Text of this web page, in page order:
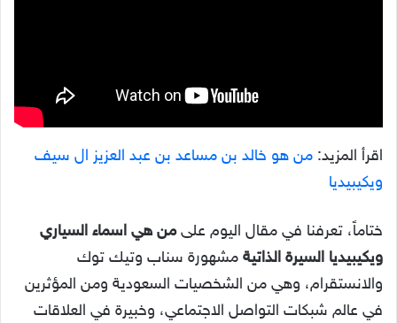
اقرأ المزيد: من هو خالد بن مساعد بن عبد العزيز ال سيف
ويكيبيديا
ختاماً، تعرفنا في مقال اليوم علىمن هي اسماء السياري
ويكيبيديا السيرة الذاتية مشهورة سناب وتيك توك
والانستقرام، وهي من الشخصيات السعودية ومن المؤثرين
في عالم شبكات التواصل الاجتماعي، وخبيرة في العلاقات